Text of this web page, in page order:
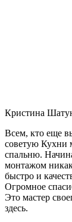
Кристина
Всем, кто еще
советую Кухни
спальню.
монтажом
быстро и
Огромное
Это мастер
здесь.